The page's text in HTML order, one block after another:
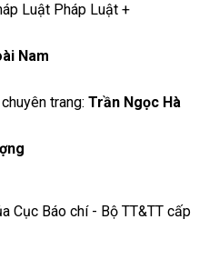
Luật Pháp Luật +
Nam
trang: Trần Ngọc Hà
Cục Báo chí - Bộ TT&TT cấp